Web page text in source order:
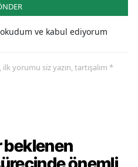
okudum ve kabul ediyorum
yorumu siz yazın, tartışalım *
beklenen